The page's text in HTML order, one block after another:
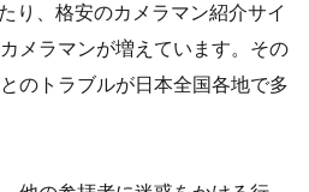
り、格安のカメラマン紹介サイ
メラマンが増えています。その
のトラブルが日本全国各地で多